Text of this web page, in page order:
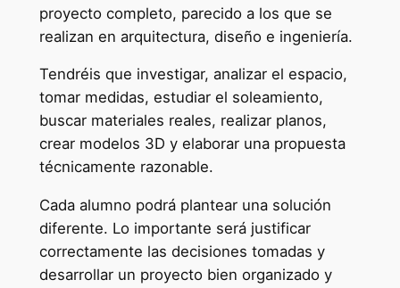
proyecto completo, parecido a los que se
realizan en arquitectura, diseño e ingeniería.
Tendréis que investigar, analizar el espacio,
tomar medidas, estudiar el soleamiento,
buscar materiales reales, realizar planos,
crear modelos 3D y elaborar una propuesta
técnicamente razonable.
Cada alumno podrá plantear una solución
diferente. Lo importante será justificar
correctamente las decisiones tomadas y
desarrollar un proyecto bien organizado y